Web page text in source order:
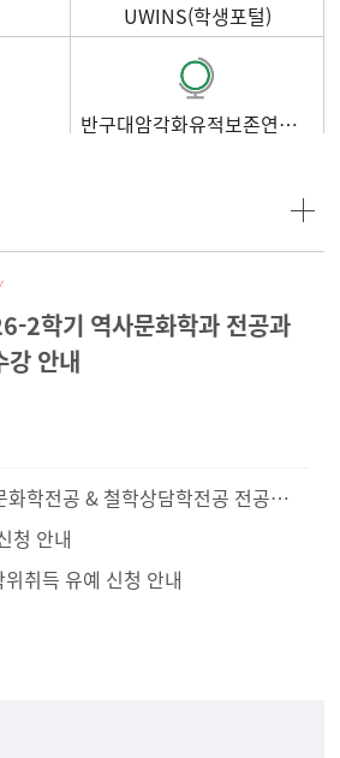
UWINS(학생포털)
반구대암각화유적보존연구소
2학기 역사문화학과 전공과
강 안내
& 철학상담학전공 전공공통과목 지정 안내
청 안내
취득 유예 신청 안내